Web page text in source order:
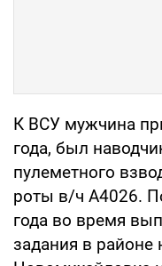
К ВСУ мужчина
года, был
пулеметного
роты в/ч А4026.
года во время
задания в районе